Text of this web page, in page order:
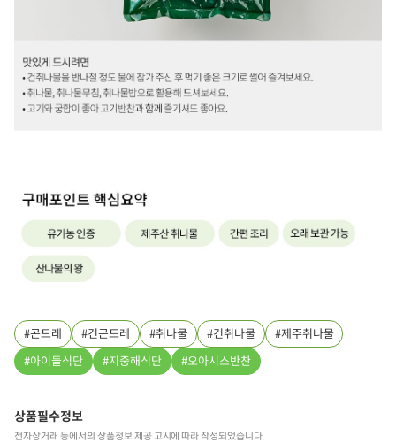
곤드레 건곤드레 취나물 건취나물
제주취나물
아이들식단
지중해식단 오아시스반찬
상품필수정보
전자상거래 등에서의 상품정보 제공 고시에 따라 작성되었습니다.